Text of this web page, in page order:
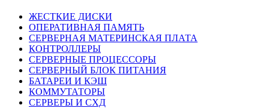
ЖЕСТКИЕ ДИСКИ
ОПЕРАТИВНАЯ ПАМЯТЬ
СЕРВЕРНАЯ МАТЕРИНСКАЯ ПЛАТА
КОНТРОЛЛЕРЫ
СЕРВЕРНЫЕ ПРОЦЕССОРЫ
СЕРВЕРНЫЙ БЛОК ПИТАНИЯ
БАТАРЕИ И КЭШ
КОММУТАТОРЫ
СЕРВЕРЫ И СХД